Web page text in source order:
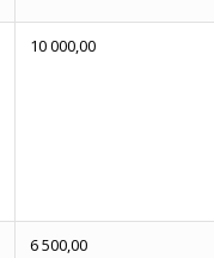
10 000,00
6 500,00